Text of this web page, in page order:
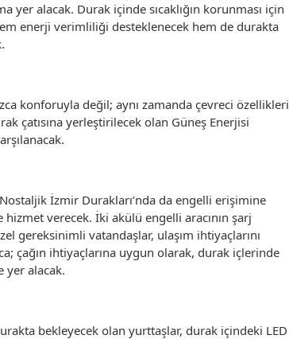
alacak. Durak içinde sıcaklığın korunması için
enerji verimliliği desteklenecek hem de durakta
konforuyla değil; aynı zamanda çevreci özellikleri
çatısına yerleştirilecek olan Güneş Enerjisi
İzmir Durakları’nda da engelli erişimine
verecek. İki akülü engelli aracının şarj
gereksinimli vatandaşlar, ulaşım ihtiyaçlarını
çağın ihtiyaçlarına uygun olarak, durak içlerinde
yer alacak.
bekleyecek olan yurttaşlar, durak içindeki LED